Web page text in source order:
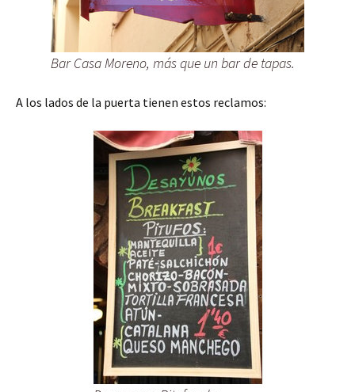
Bar Casa Moreno, más que un bar de tapas.
A los lados de la puerta tienen estos reclamos: